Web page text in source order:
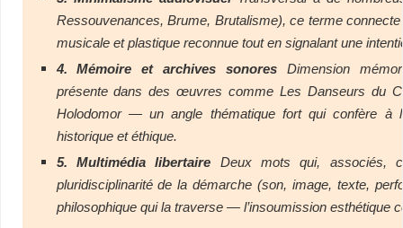
Ressouvenances, Brume, Brutalisme), ce terme
musicale et plastique reconnue tout en signalant une
4. Mémoire et archives sonores Dimension
présente dans des œuvres comme Les Danseurs du
Holodomor — un angle thématique fort qui confère à
historique et éthique.
5. Multimédia libertaire Deux mots qui, associés,
pluridisciplinarité de la démarche (son, image, texte,
philosophique qui la traverse — l’insoumission esthétique